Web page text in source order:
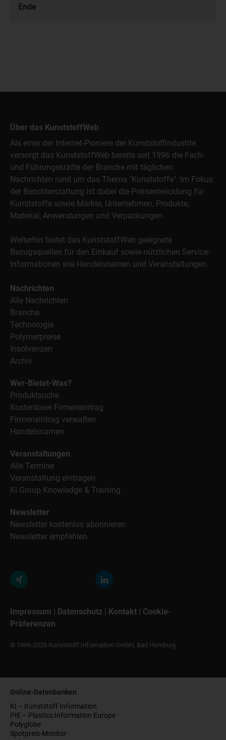
Ende
Über das KunststoffWeb
Als einer der Internet-Pioniere der Kunststoffindustrie
versorgt das KunststoffWeb bereits seit 1996 die Fach-
und Führungskräfte der Branche mit täglichen
Nachrichten rund um das Thema "Kunststoffe". Im Fokus
der Berichterstattung ist dabei die Preisentwicklung für
Kunststoffe sowie Märkte, Unternehmen, Produkte,
Material, Anwendungen und Verpackungen.
Weiterhin bietet das KunststoffWeb geeignete
Bezugsquellen für den Einkauf sowie nützlichen Service-
Informationen wie Handelsnamen und Veranstaltungen.
Nachrichten
Alle Nachrichten
Branche
Technologie
Polymerpreise
Insolvenzen
Archiv
Wer-Bietet-Was?
Produktsuche
Kostenloser Firmeneintrag
Firmeneintrag verwalten
Handelsnamen
Veranstaltungen
Alle Termine
Veranstaltung eintragen
KI Group Knowledge & Training
Newsletter
Newsletter kostenlos abonnieren
Newsletter empfehlen
Impressum | Datenschutz | Kontakt | Cookie-
Präferenzen
© 1996-2026 Kunststoff Information GmbH, Bad Homburg
Online-Datenbanken
KI – Kunststoff Information
PIE – Plastics Information Europe
Polyglobe
Spotpreis-Monitor